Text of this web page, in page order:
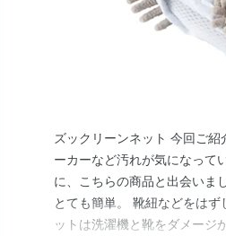
ズックリーンネット 今回ご
ーカーなど汚れが気になって
に、こちらの商品と出会いま
とても簡単。 靴紐などをは
ットは洗濯機と靴をダメージ